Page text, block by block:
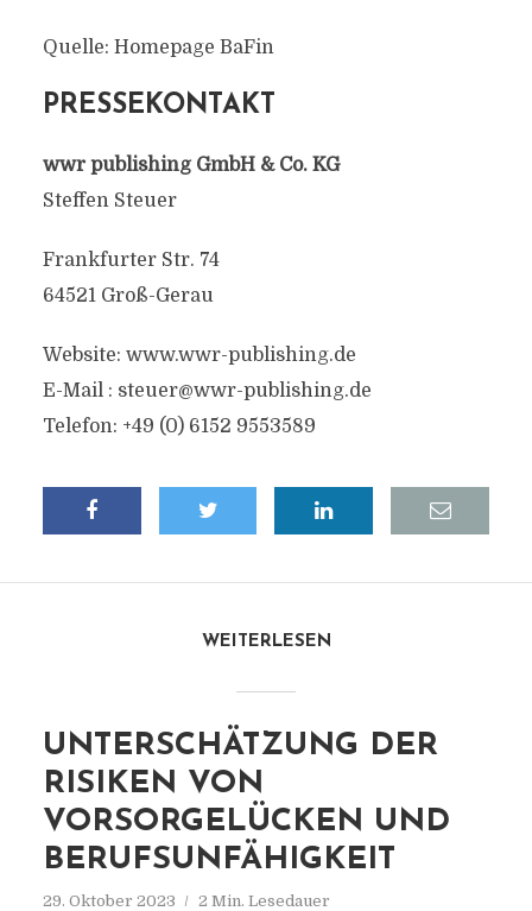
Quelle: Homepage BaFin
PRESSEKONTAKT
wwr publishing GmbH & Co. KG
Steffen Steuer
Frankfurter Str. 74
64521 Groß-Gerau
Website: www.wwr-publishing.de
E-Mail : steuer@wwr-publishing.de
Telefon: +49 (0) 6152 9553589
WEITERLESEN
UNTERSCHÄTZUNG DER
RISIKEN VON
VORSORGELÜCKEN UND
BERUFSUNFÄHIGKEIT
29. Oktober 2023 2 Min. Lesedauer